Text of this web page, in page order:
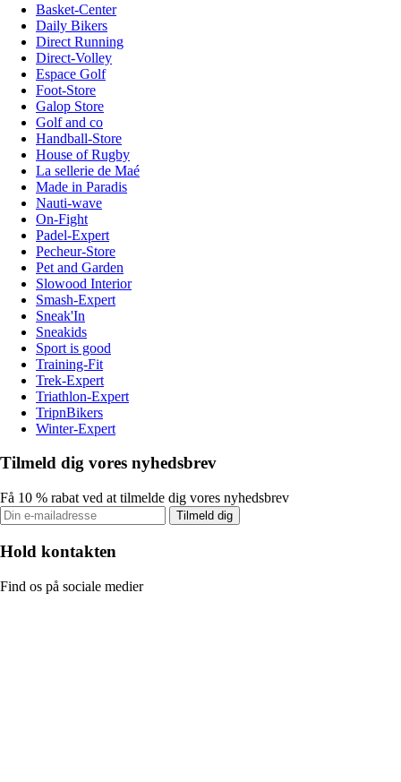
Basket-Center
Daily Bikers
Direct Running
Direct-Volley
Espace Golf
Foot-Store
Galop Store
Golf and co
Handball-Store
House of Rugby
La sellerie de Maé
Made in Paradis
Nauti-wave
On-Fight
Padel-Expert
Pecheur-Store
Pet and Garden
Slowood Interior
Smash-Expert
Sneak'In
Sneakids
Sport is good
Training-Fit
Trek-Expert
Triathlon-Expert
TripnBikers
Winter-Expert
Tilmeld dig vores nyhedsbrev
Få 10 % rabat ved at tilmelde dig vores nyhedsbrev
Tilmeld dig
Hold kontakten
Find os på sociale medier